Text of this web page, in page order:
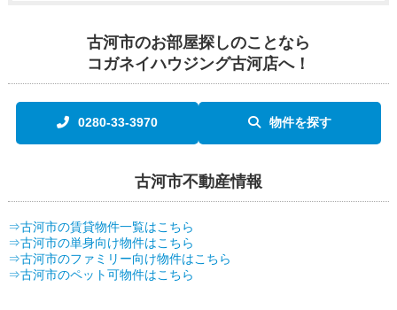
古河市のお部屋探しのことなら
コガネイハウジング古河店へ！
0280-33-3970 物件を探す
古河市不動産情報
⇒古河市の賃貸物件一覧はこちら
⇒古河市の単身向け物件はこちら
⇒古河市のファミリー向け物件はこちら
⇒古河市のペット可物件はこちら